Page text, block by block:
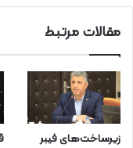
مقالات مرتبط
زیرساخت‌های فیبر